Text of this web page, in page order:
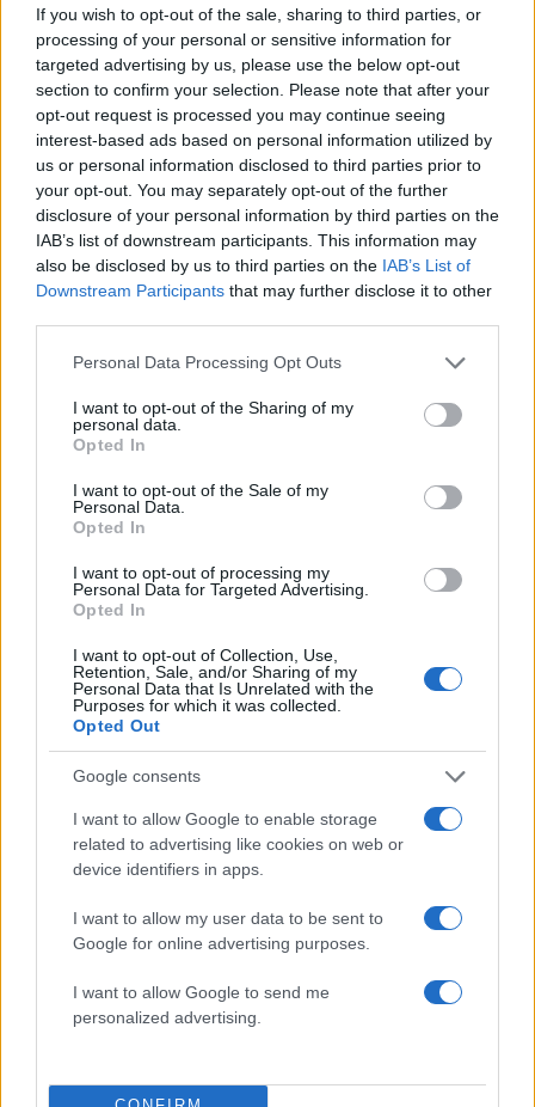
If you wish to opt-out of the sale, sharing to third parties, or
processing of your personal or sensitive information for
targeted advertising by us, please use the below opt-out
section to confirm your selection. Please note that after your
opt-out request is processed you may continue seeing
interest-based ads based on personal information utilized by
us or personal information disclosed to third parties prior to
your opt-out. You may separately opt-out of the further
disclosure of your personal information by third parties on the
IAB’s list of downstream participants. This information may
also be disclosed by us to third parties on the IAB’s List of
Downstream Participants that may further disclose it to other
Please note that this website/app uses one or more Google
not limited to your visit or usage behaviour. You may click to
grant or deny consent to Google and its third-party tags to
use your data for below specified purposes in below Google
consent section.
Personal Data Processing Opt Outs
I want to opt-out of the Sharing of my
personal data.
Opted In
I want to opt-out of the Sale of my
Personal Data.
Opted In
I want to opt-out of processing my
Personal Data for Targeted Advertising.
Opted In
I want to opt-out of Collection, Use,
Retention, Sale, and/or Sharing of my
Personal Data that Is Unrelated with the
Purposes for which it was collected.
Opted Out
Google consents
I want to allow Google to enable storage
related to advertising like cookies on web or
device identifiers in apps.
I want to allow my user data to be sent to
Google for online advertising purposes.
I want to allow Google to send me
personalized advertising.
Σχόλια
Σχολίασε εδώ
50 /50
2000 /2000
Υποβολή σχολίου
Πολιτική Απορρήτου&Όροι Χρήσης της Google.
PARAMOUNT
Share:
Ακολουθήστε το Νewsit.gr στοGoogle News
ενημερωθείτε πρώτοι για όλη την ειδησεογραφία και τα
τελευταία νέα της ημέρας
Πιο δημοφιλή
Έφυγαν οι συνεργάτες, μένει η Μαρία
Καρυστιανού - Η επόμενη μέρα για την
«Ελπίδα για τη Δημοκρατία»
Σαμοθράκη: «Μαμά νόμιζες ότι δε θα σε
ξαναδώ;» – Τα πρώτα λόγια του 22χρονου
Συγκίνηση στο τελευταίο αντίο στον Λάκη
Χαλκιά: Με την «Φάμπρικα», λαούτο και